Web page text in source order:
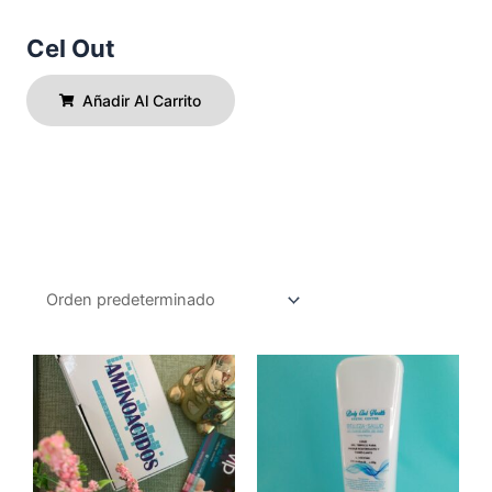
Cel Out
Añadir Al Carrito